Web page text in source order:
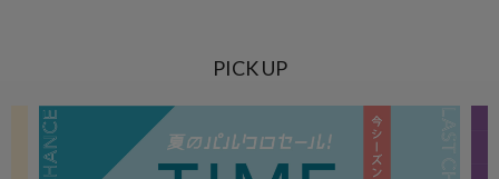
PICK UP